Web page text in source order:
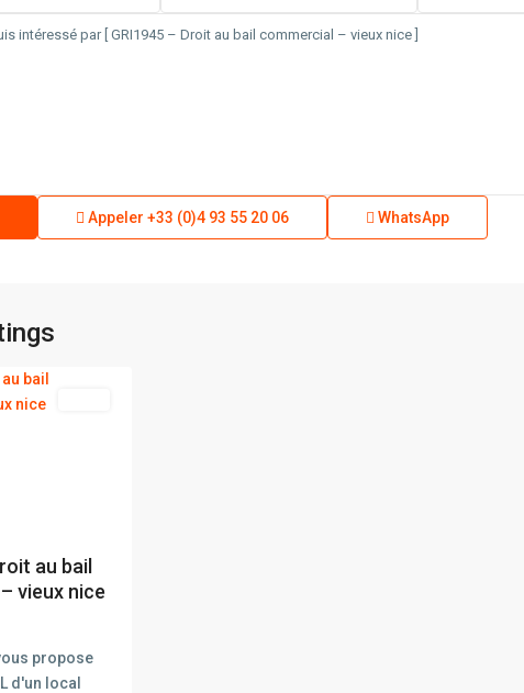
Appeler +33 (0)4 93 55 20 06 WhatsApp
au bail
vieux nice
propose
d'un local